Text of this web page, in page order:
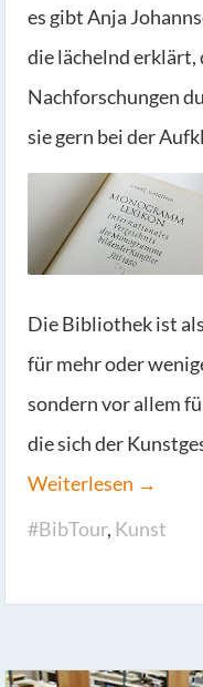
es gibt Anja
die lächelnd erklärt,
Nachforschungen
sie gern bei der
Die Bibliothek ist
für mehr oder
sondern vor allem
die sich der
Weiterlesen →
#BibTour, Kunst